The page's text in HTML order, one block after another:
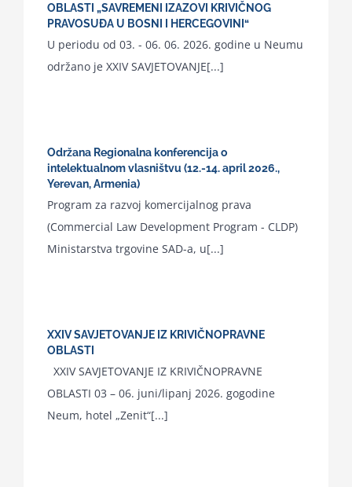
OBLASTI „SAVREMENI IZAZOVI KRIVIČNOG
PRAVOSUĐA U BOSNI I HERCEGOVINI“
U periodu od 03. - 06. 06. 2026. godine u Neumu
održano je XXIV SAVJETOVANJE[...]
Održana Regionalna konferencija o
intelektualnom vlasništvu (12.-14. april 2026.,
Yerevan, Armenia)
Program za razvoj komercijalnog prava
(Commercial Law Development Program - CLDP)
Ministarstva trgovine SAD-a, u[...]
XXIV SAVJETOVANJE IZ KRIVIČNOPRAVNE
OBLASTI
XXIV SAVJETOVANJE IZ KRIVIČNOPRAVNE
OBLASTI 03 – 06. juni/lipanj 2026. gogodine
Neum, hotel „Zenit“[...]